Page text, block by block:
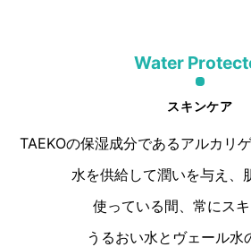
Water
スキンケア
TAEKOの保湿成分であるアルカリ
水を供給して潤いを与え、
使っている間、常にスキ
うるおい水とヴェール水